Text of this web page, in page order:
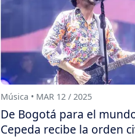
Música • MAR 12 / 2025
De Bogotá para el
Cepeda recibe la orden